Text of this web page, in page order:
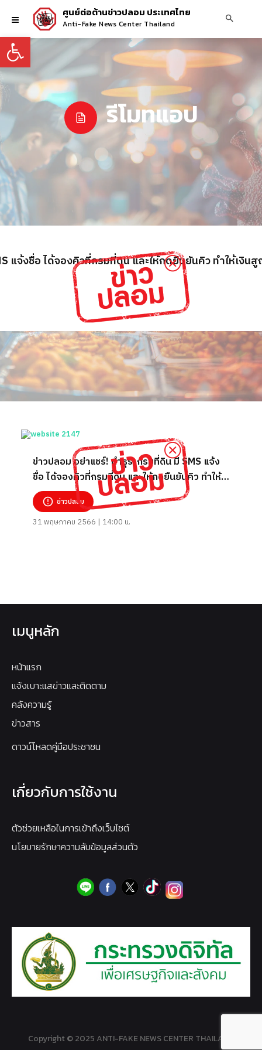
Open toolbar
ศูนย์ต่อต้านข่าวปลอม ประเทศไทย
Anti-Fake News Center Thailand
รีโมทแอป
แจ้งชื่อ ได้จองคิวที่กรมที่ดิน และให้กดยืนยันคิว ทำให้เงิน
ข่าวปลอม อย่าแชร์! ทำธุระกรมที่ดิน มี SMS แจ้ง
ชื่อ ได้จองคิวที่กรมที่ดิน และให้กดยืนยันคิว ทำให้
เงินสูญหาย
ข่าวปลอม
31 พฤษภาคม 2566 | 14:00 น.
เมนูหลัก
หน้าแรก
แจ้งเบาะแสข่าวและติดตาม
คลังความรู้
ข่าวสาร
ดาวน์โหลดคู่มือประชาชน
เกี่ยวกับการใช้งาน
ตัวช่วยเหลือในการเข้าถึงเว็บไซต์
นโยบายรักษาความลับข้อมูลส่วนตัว
Copyright © 2025 ANTI-FAKE NEWS CENTER THAILAND